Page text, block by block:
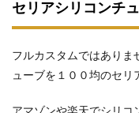
セリアシリコンチ
フルカスタムではありま
ューブを１００均のセリ
アマゾンや楽天でシリコ